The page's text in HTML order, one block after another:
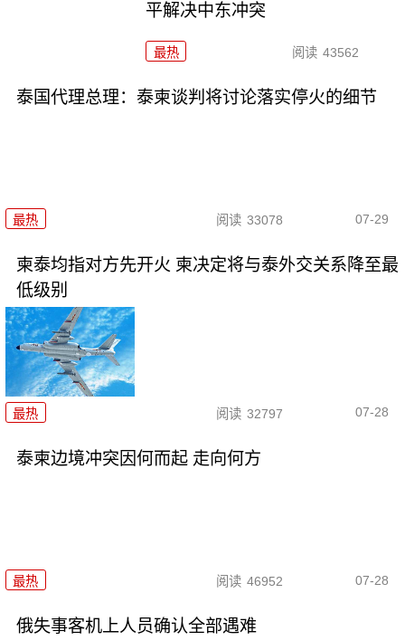
平解决中东冲突
最热 阅读 43562
泰国代理总理：泰柬谈判将讨论落实停火的细节
最热 阅读 33078 07-29
柬泰均指对方先开火 柬决定将与泰外交关系降至最
低级别
最热 阅读 32797 07-28
泰柬边境冲突因何而起 走向何方
最热 阅读 46952 07-28
俄失事客机上人员确认全部遇难